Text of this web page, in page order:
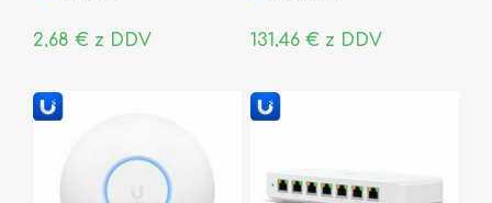
2,68 € z DDV 131,46 € z DDV